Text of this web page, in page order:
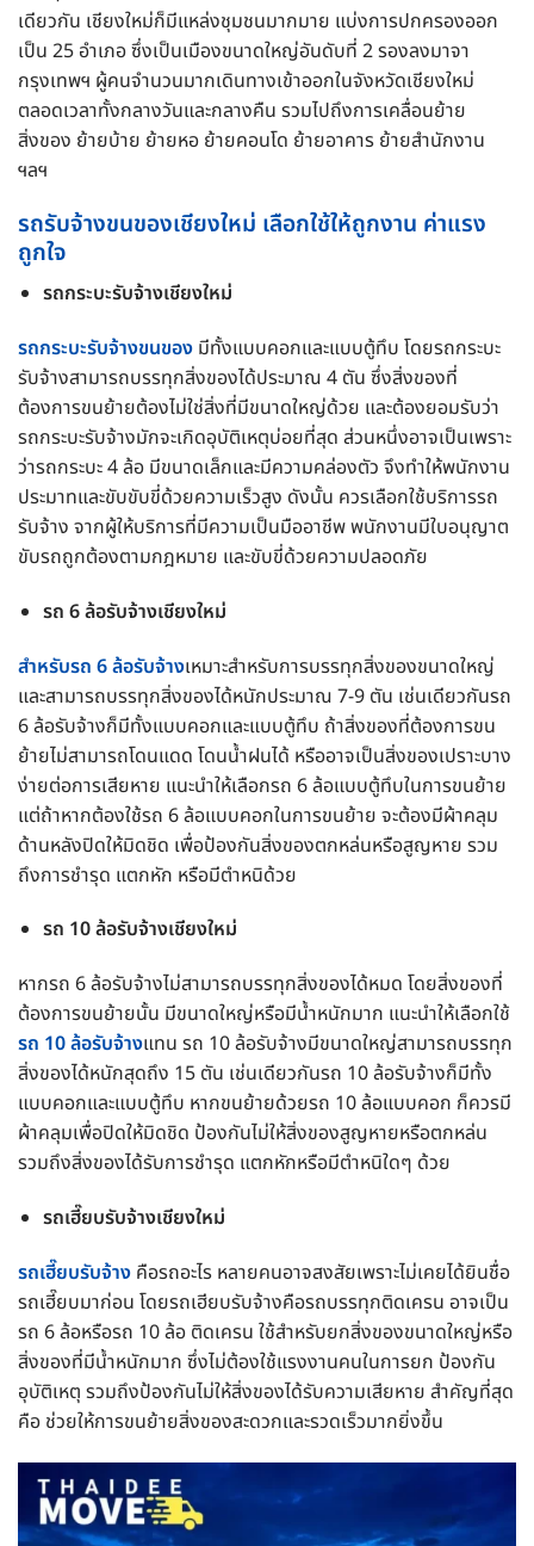
เดียวกัน เชียงใหม่ก็มีแหล่งชุมชนมากมาย แบ่งการปกครองออก
เป็น 25 อำเภอ ซึ่งเป็นเมืองขนาดใหญ่อันดับที่ 2 รองลงมาจา
กรุงเทพฯ ผู้คนจำนวนมากเดินทางเข้าออกในจังหวัดเชียงใหม่
ตลอดเวลาทั้งกลางวันและกลางคืน รวมไปถึงการเคลื่อนย้าย
สิ่งของ ย้ายบ้าย ย้ายหอ ย้ายคอนโด ย้ายอาคาร ย้ายสำนักงาน
ฯลฯ
รถรับจ้างขนของเชียงใหม่ เลือกใช้ให้ถูกงาน ค่าแรง
ถูกใจ
รถกระบะรับจ้างเชียงใหม่
รถกระบะรับจ้างขนของ มีทั้งแบบคอกและแบบตู้ทึบ โดยรถกระบะ
รับจ้างสามารถบรรทุกสิ่งของได้ประมาณ 4 ตัน ซึ่งสิ่งของที่
ต้องการขนย้ายต้องไม่ใช่สิ่งที่มีขนาดใหญ่ด้วย และต้องยอมรับว่า
รถกระบะรับจ้างมักจะเกิดอุบัติเหตุบ่อยที่สุด ส่วนหนึ่งอาจเป็นเพราะ
ว่ารถกระบะ 4 ล้อ มีขนาดเล็กและมีความคล่องตัว จึงทำให้พนักงาน
ประมาทและขับขับขี่ด้วยความเร็วสูง ดังนั้น ควรเลือกใช้บริการรถ
รับจ้าง จากผู้ให้บริการที่มีความเป็นมืออาชีพ พนักงานมีใบอนุญาต
ขับรถถูกต้องตามกฎหมาย และขับขี่ด้วยความปลอดภัย
รถ 6 ล้อรับจ้างเชียงใหม่
สำหรับรถ 6 ล้อรับจ้างเหมาะสำหรับการบรรทุกสิ่งของขนาดใหญ่
และสามารถบรรทุกสิ่งของได้หนักประมาณ 7-9 ตัน เช่นเดียวกันรถ
6 ล้อรับจ้างก็มีทั้งแบบคอกและแบบตู้ทึบ ถ้าสิ่งของที่ต้องการขน
ย้ายไม่สามารถโดนแดด โดนน้ำฝนได้ หรืออาจเป็นสิ่งของเปราะบาง
ง่ายต่อการเสียหาย แนะนำให้เลือกรถ 6 ล้อแบบตู้ทึบในการขนย้าย
แต่ถ้าหากต้องใช้รถ 6 ล้อแบบคอกในการขนย้าย จะต้องมีผ้าคลุม
ด้านหลังปิดให้มิดชิด เพื่อป้องกันสิ่งของตกหล่นหรือสูญหาย รวม
ถึงการชำรุด แตกหัก หรือมีตำหนิด้วย
รถ 10 ล้อรับจ้างเชียงใหม่
หากรถ 6 ล้อรับจ้างไม่สามารถบรรทุกสิ่งของได้หมด โดยสิ่งของที่
ต้องการขนย้ายนั้น มีขนาดใหญ่หรือมีน้ำหนักมาก แนะนำให้เลือกใช้
รถ 10 ล้อรับจ้างแทน รถ 10 ล้อรับจ้างมีขนาดใหญ่สามารถบรรทุก
สิ่งของได้หนักสุดถึง 15 ตัน เช่นเดียวกันรถ 10 ล้อรับจ้างก็มีทั้ง
แบบคอกและแบบตู้ทึบ หากขนย้ายด้วยรถ 10 ล้อแบบคอก ก็ควรมี
ผ้าคลุมเพื่อปิดให้มิดชิด ป้องกันไม่ให้สิ่งของสูญหายหรือตกหล่น
รวมถึงสิ่งของได้รับการชำรุด แตกหักหรือมีตำหนิใดๆ ด้วย
รถเฮี๊ยบรับจ้างเชียงใหม่
รถเฮี๊ยบรับจ้าง คือรถอะไร หลายคนอาจสงสัยเพราะไม่เคยได้ยินชื่อ
รถเฮี๊ยบมาก่อน โดยรถเฮียบรับจ้างคือรถบรรทุกติดเครน อาจเป็น
รถ 6 ล้อหรือรถ 10 ล้อ ติดเครน ใช้สำหรับยกสิ่งของขนาดใหญ่หรือ
สิ่งของที่มีน้ำหนักมาก ซึ่งไม่ต้องใช้แรงงานคนในการยก ป้องกัน
อุบัติเหตุ รวมถึงป้องกันไม่ให้สิ่งของได้รับความเสียหาย สำคัญที่สุด
คือ ช่วยให้การขนย้ายสิ่งของสะดวกและรวดเร็วมากยิ่งขึ้น